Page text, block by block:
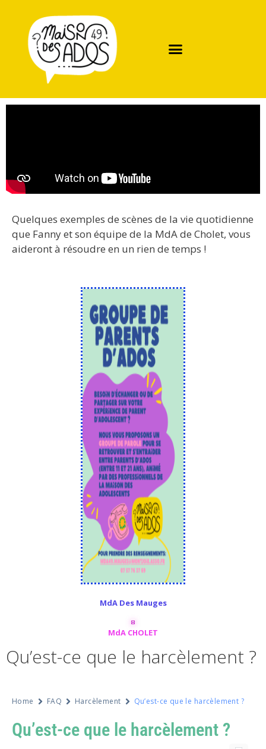
Quelques exemples de scènes de la vie quotidienne
que Fanny et son équipe de la MdA de Cholet, vous
aideront à résoudre en un rien de temps !
MdA Des Mauges
MdA CHOLET
Qu’est-ce que le harcèlement ?
Home FAQ Harcèlement Qu’est-ce que le harcèlement ?
Qu’est-ce que le harcèlement ?